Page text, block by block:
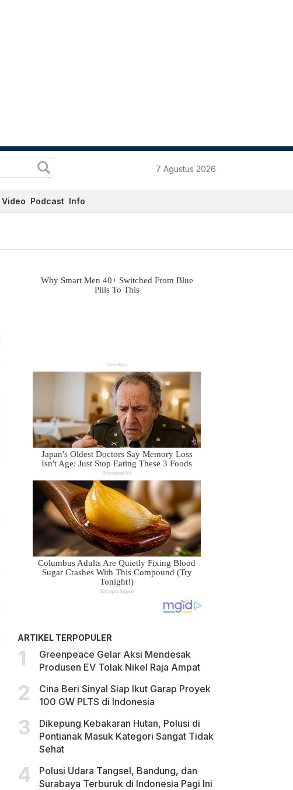
7 Agustus 2026
Video Podcast Info
ARTIKEL TERPOPULER
Greenpeace Gelar Aksi Mendesak
Produsen EV Tolak Nikel Raja Ampat
Cina Beri Sinyal Siap Ikut Garap Proyek
100 GW PLTS di Indonesia
Dikepung Kebakaran Hutan, Polusi di
Pontianak Masuk Kategori Sangat Tidak
Sehat
Polusi Udara Tangsel, Bandung, dan
Surabaya Terburuk di Indonesia Pagi Ini